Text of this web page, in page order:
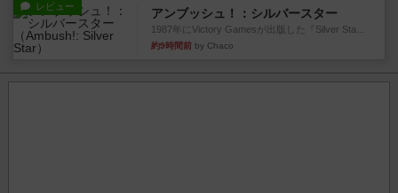
レビュー アンブッシュ！：シルバースター
1987年にVictory Gamesが出版した『Silver Sta...
約9時間前 by Chaco